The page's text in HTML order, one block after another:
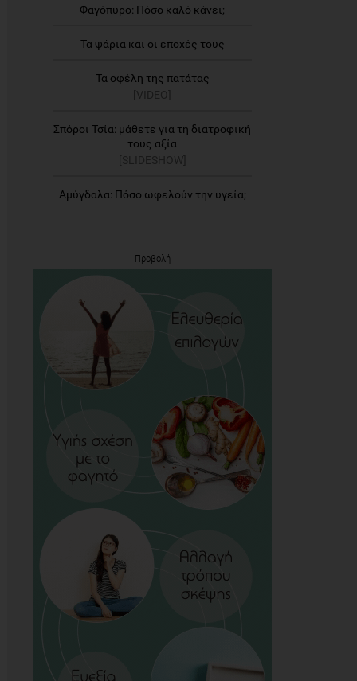
Φαγόπυρο: Πόσο καλό κάνει;
Τα ψάρια και οι εποχές τους
Τα οφέλη της πατάτας
[VIDEO]
Σπόροι Τσία: μάθετε για τη διατροφική
τους αξία
[SLIDESHOW]
Αμύγδαλα: Πόσο ωφελούν την υγεία;
Προβολή